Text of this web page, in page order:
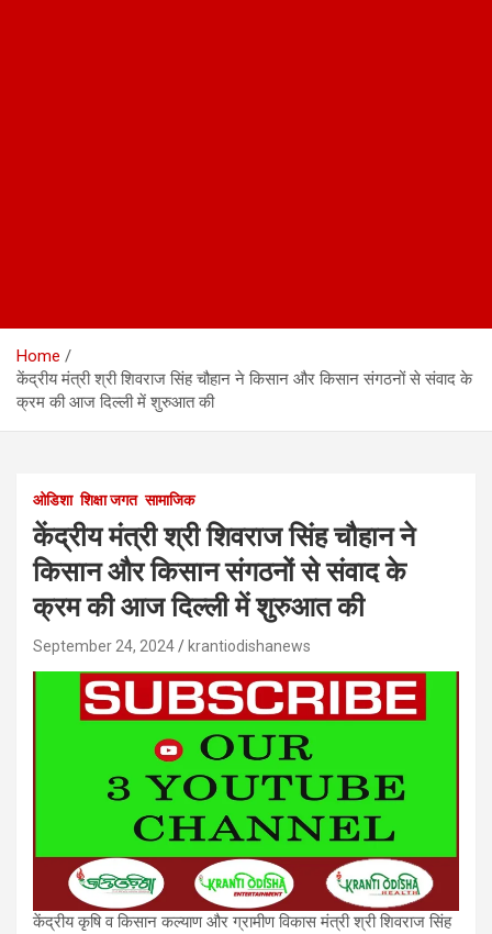
Home
केंद्रीय मंत्री श्री शिवराज सिंह चौहान ने किसान और किसान संगठनों से संवाद के
क्रम की आज दिल्ली में शुरुआत की
ओडिशा शिक्षा जगत सामाजिक
केंद्रीय मंत्री श्री शिवराज सिंह चौहान ने
किसान और किसान संगठनों से संवाद के
क्रम की आज दिल्ली में शुरुआत की
September 24, 2024 krantiodishanews
केंद्रीय कृषि व किसान कल्याण और ग्रामीण विकास मंत्री श्री शिवराज सिंह